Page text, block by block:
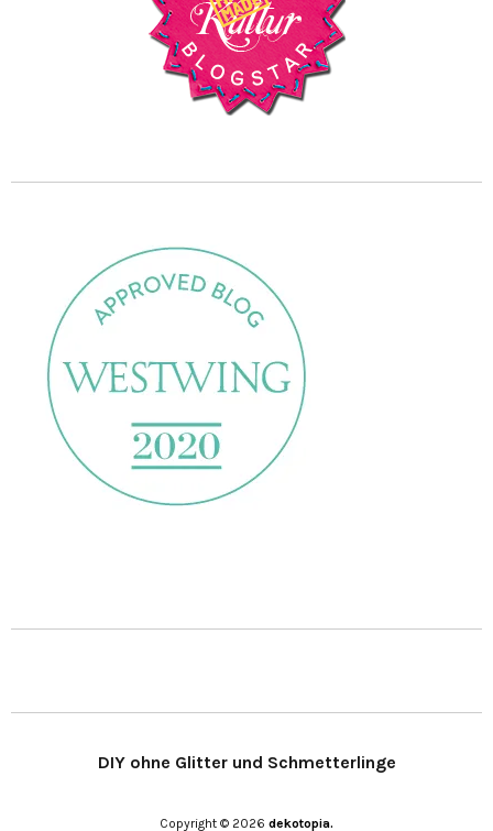
DIY ohne Glitter und Schmetterlinge
Copyright © 2026 dekotopia.